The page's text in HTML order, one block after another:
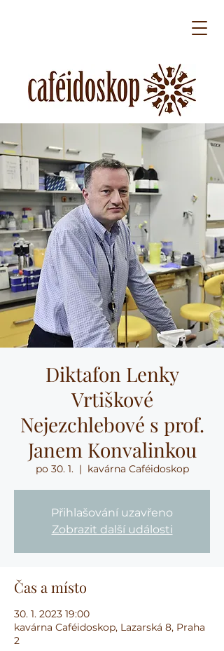
Diktafon Lenky
Vrtiškové
Nejezchlebové s prof.
Janem Konvalinkou
po 30. 1.
  |
kavárna Caféidoskop
Přihlašování uzavřeno
Zobrazit další události
Čas a místo
30. 1. 2023 19:00
kavárna Caféidoskop, Lazarská 8, Praha
2